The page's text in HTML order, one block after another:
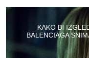
KAKO BI
BALENCIAGA